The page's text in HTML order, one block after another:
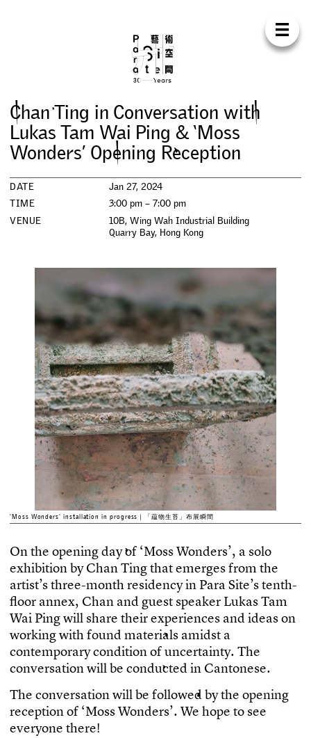
Para
UT SUP
EXHIBITI ONS
PROGRA MMES
CONFER
RE SID ENCY
PUBLICATIONS
WORKSHOPS
Chan Ting in Conversation with
Lukas Tam Wai Ping & ‘Moss
Wonders’ Opening Reception
DATE
Jan 27, 2024
TIME
3:00 pm – 7:00 pm
VENUE
10B, Wing Wah Industrial Building
Quarry Bay, Hong Kong
'Moss Wonders' installation in progress｜「藴物生苔」布展瞬間
Onthe openingdayof ‘MossWonders’, a solo
exhibitionby ChanTingthatemergesfrom the
artist’sthree-monthresidencyin Para Site’stenth-
foor annex, Chan and guest speaker LukasTam
Wai Pingwill share theirexperiences andideason
workingwithfoundmaterials amidst a
contemporaryconditionofuncertainty. The
conversationwillbe conductedin Cantonese.
The conversationwillbe followedbythe opening
receptionof ‘MossWonders’. We hope to see
everyone there!